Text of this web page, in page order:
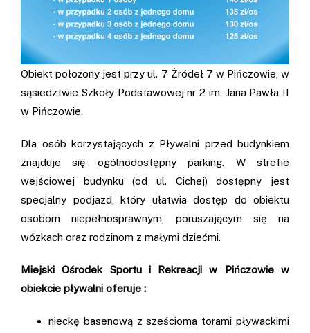
Obiekt położony jest przy ul. 7 Żródeł 7 w Pińczowie, w
sąsiedztwie Szkoły Podstawowej nr 2 im. Jana Pawła II
w Pińczowie.
Dla osób korzystających z Pływalni przed budynkiem
znajduje się ogólnodostępny parking. W strefie
wejściowej budynku (od ul. Cichej) dostępny jest
specjalny podjazd, który ułatwia dostęp do obiektu
osobom niepełnosprawnym, poruszającym się na
wózkach oraz rodzinom z małymi dziećmi.
Miejski Ośrodek Sportu i Rekreacji w Pińczowie w
obiekcie pływalni oferuje :
nieckę basenową z sześcioma torami pływackimi